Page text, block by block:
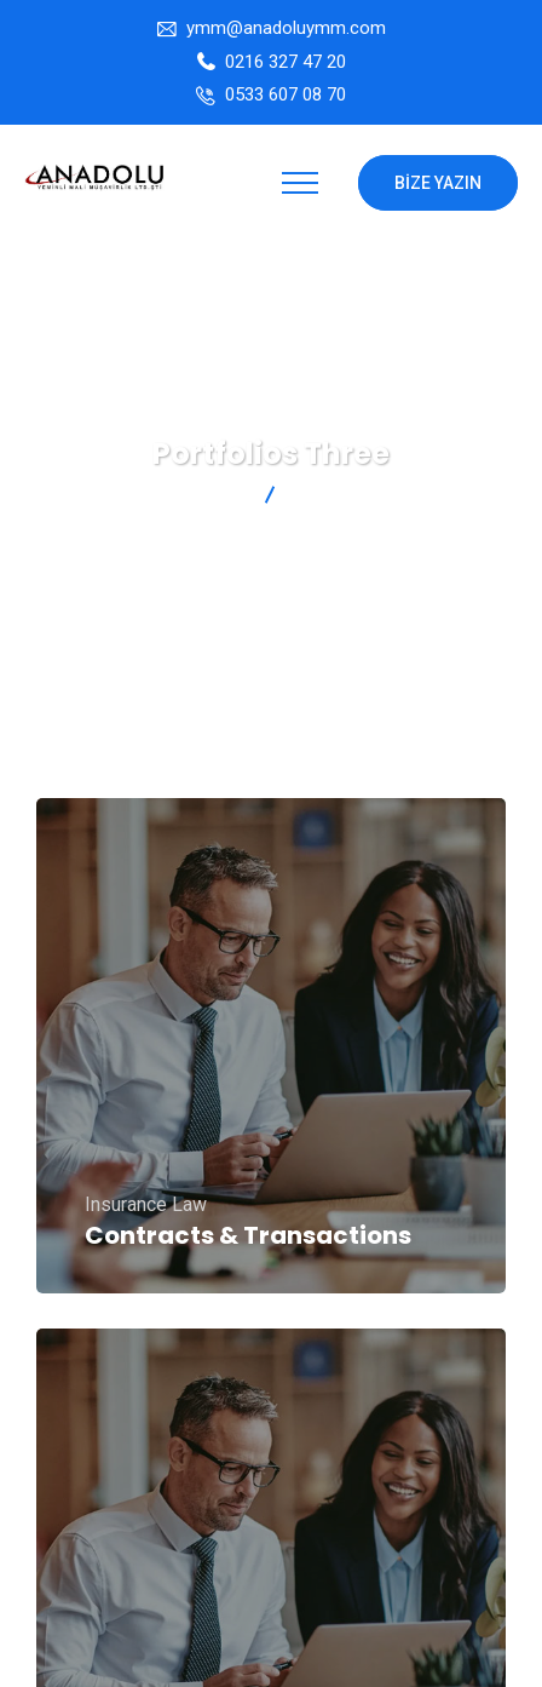
ymm@anadoluymm.com
0216 327 47 20
0533 607 08 70
BIZE YAZIN
Portfolios Three
Contracts & Transactions
Insurance Law